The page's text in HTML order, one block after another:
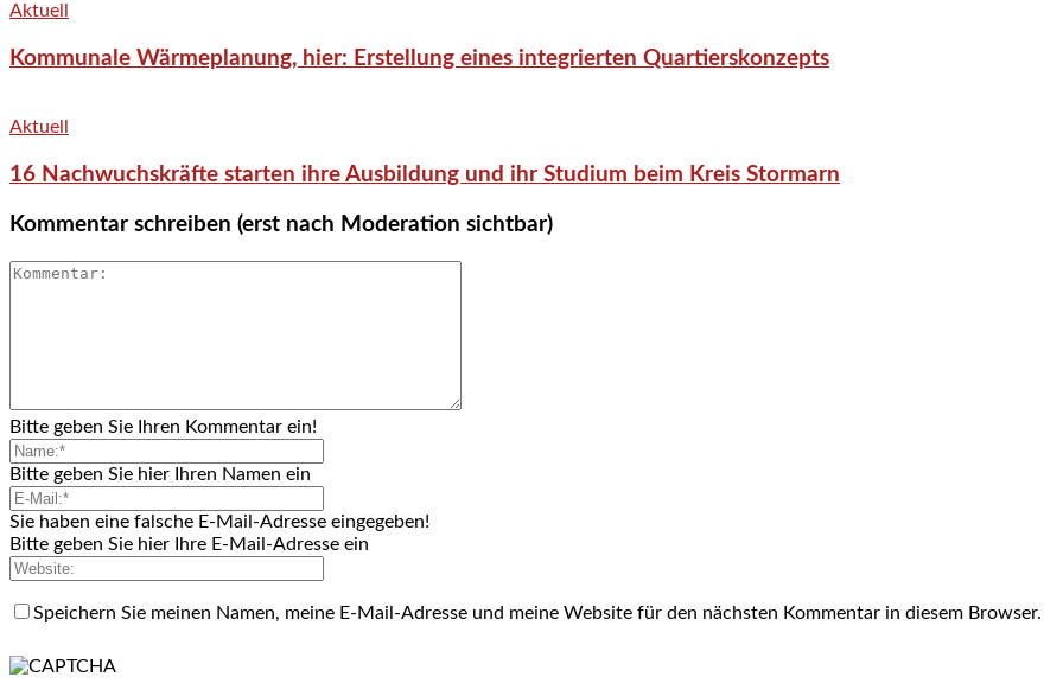
Aktuell
Kommunale Wärmeplanung, hier: Erstellung eines integrierten Quartierskonzepts
Aktuell
16 Nachwuchskräfte starten ihre Ausbildung und ihr Studium beim Kreis Stormarn
Kommentar schreiben (erst nach Moderation sichtbar)
Bitte geben Sie Ihren Kommentar ein!
Bitte geben Sie hier Ihren Namen ein
Sie haben eine falsche E-Mail-Adresse eingegeben!
Bitte geben Sie hier Ihre E-Mail-Adresse ein
Speichern Sie meinen Namen, meine E-Mail-Adresse und meine Website für den nächsten Kommentar in diesem Browser.